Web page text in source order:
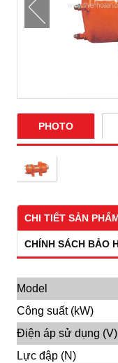
PHOTO
CHI TIẾT SẢN
CHÍNH SÁCH BẢO
Model
Công suất (kW)
Điện áp sử dụng (V)
Lực đập (N)